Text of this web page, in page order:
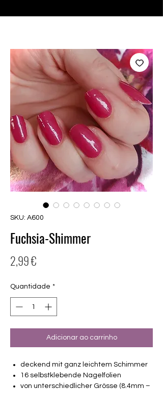
SKU: A600
Fuchsia-Shimmer
2,99 €
Quantidade *
Adicionar ao carrinho
deckend mit ganz leichtem Schimmer
16 selbstklebende Nagelfolien
von unterschiedlicher Grösse (8.4mm –